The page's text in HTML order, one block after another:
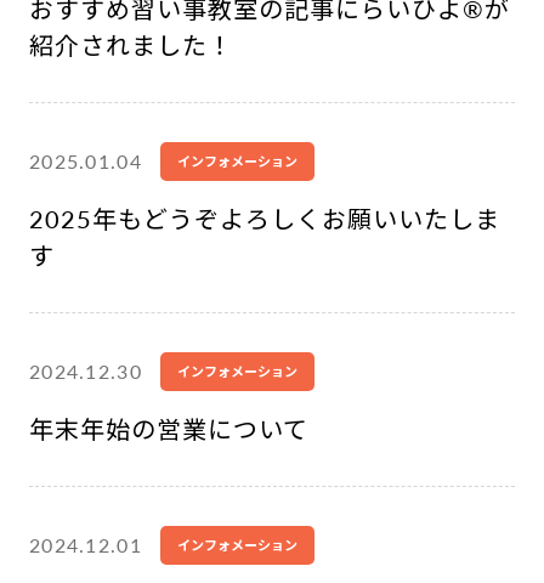
おすすめ習い事教室の記事にらいひよ®︎が
紹介されました！
2025.01.04 インフォメーション
2025年もどうぞよろしくお願いいたしま
す
2024.12.30 インフォメーション
年末年始の営業について
2024.12.01 インフォメーション